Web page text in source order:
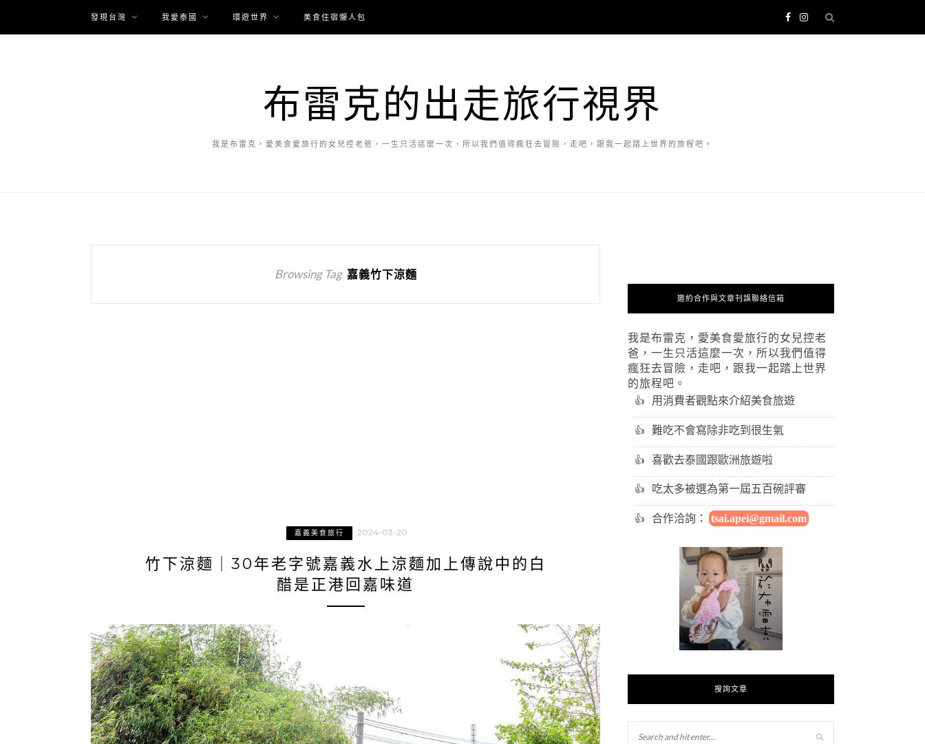
發現台灣 我愛泰國 環遊世界 美食住宿懶人包
布雷克的出走旅行視界
我是布雷克，愛美食愛旅行的女兒控老爸，一生只活這麼一次，所以我們值得瘋狂去冒險，走吧，跟我一起踏上世界的旅程吧。
Browsing Tag 嘉義竹下涼麵
嘉義美食旅行 2024-03-20
竹下涼麵｜30年老字號嘉義水上涼麵加上傳說中的白
醋是正港回嘉味道
邀約合作與文章刊誤聯絡信箱
我是布雷克，愛美食愛旅行的女兒控老
爸，一生只活這麼一次，所以我們值得
瘋狂去冒險，走吧，跟我一起踏上世界
的旅程吧。
用消費者觀點來介紹美食旅遊
難吃不會寫除非吃到很生氣
喜歡去泰國跟歐洲旅遊啦
吃太多被選為第一屆五百碗評審
合作洽詢： tsai.apei@gmail.com
搜詢文章